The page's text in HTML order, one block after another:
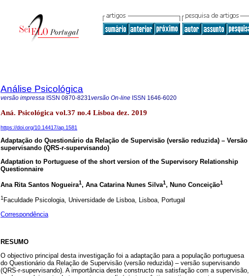
Análise Psicológica
versão impressa ISSN 0870-8231versão On-line ISSN 1646-6020
Aná. Psicológica vol.37 no.4 Lisboa dez. 2019
https://doi.org/10.14417/ap.1581
Adaptação do Questionário da Relação de Supervisão (versão reduzida) – Versão
supervisando (QRS-r-supervisando)
Adaptation to Portuguese of the short version of the Supervisory Relationship
Questionnaire
Ana Rita Santos Nogueira1, Ana Catarina Nunes Silva1, Nuno Conceição1
1 Faculdade Psicologia, Universidade de Lisboa, Lisboa, Portugal
Correspondência
RESUMO
O objectivo principal desta investigação foi a adaptação para a população portuguesa
do Questionário da Relação de Supervisão (versão reduzida) – versão supervisando
(QRS-r-supervisando). A importância deste constructo na satisfação com a supervisão,